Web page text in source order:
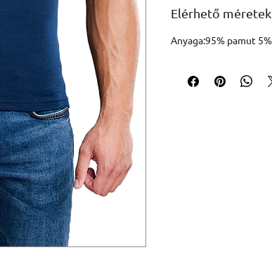
Elérhető
Anyaga:95% pamut